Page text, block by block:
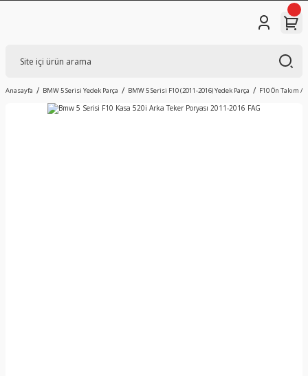
Anasayfa BMW 5 Serisi Yedek Parça BMW 5 Serisi F10 (2011-2016) Yedek Parça F10 Ön Takım /